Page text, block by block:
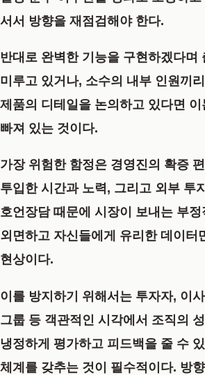
서서 방향을 재점검해야 한다.
반대로 완벽한 기능을 구현하겠다며
미루고 있거나, 소수의 내부 인원끼
제품의 디테일을 논의하고 있다면 이
빠져 있는 것이다.
가장 위험한 함정은 경영진의 확증
투입한 시간과 노력, 그리고 외부 투
호언장담 때문에 시장이 보내는 부정
외면하고 자신들에게 유리한 데이터
현상이다.
이를 방지하기 위해서는 투자자, 이
그룹 등 객관적인 시각에서 조직의
냉정하게 평가하고 피드백을 줄 수
체계를 갖추는 것이 필수적이다. 방